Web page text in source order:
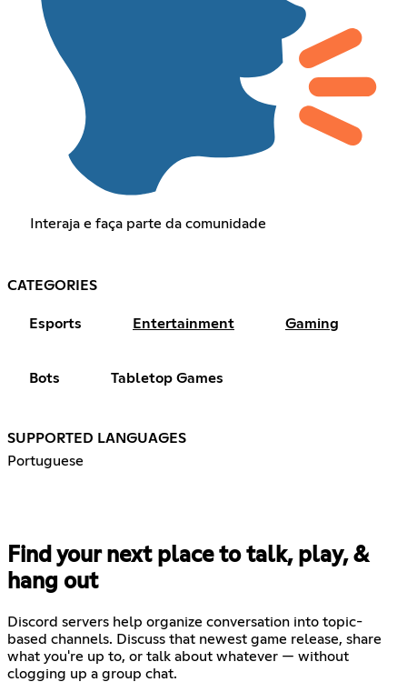
Interaja e faça parte da comunidade
CATEGORIES
Esports Entertainment Gaming
Bots Tabletop Games
SUPPORTED LANGUAGES
Portuguese
Find your next place to talk, play, &
hang out
Discord servers help organize conversation into topic-
based channels. Discuss that newest game release, share
what you're up to, or talk about whatever — without
clogging up a group chat.